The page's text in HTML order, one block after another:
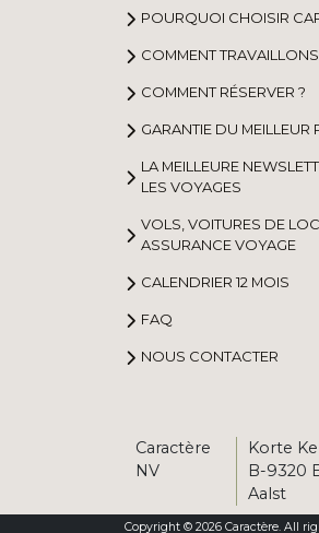
POURQUOI CHOISIR
COMMENT
COMMENT RÉSERVER ?
GARANTIE DU MEILLEUR
LA MEILLEURE
LES VOYAGES
VOLS, VOITURES DE
ASSURANCE VOYAGE
CALENDRIER 12 MOIS
FAQ
NOUS CONTACTER
Caractère
NV
Korte
B-9320
Aalst
Copyright © 2026 Caractère. All